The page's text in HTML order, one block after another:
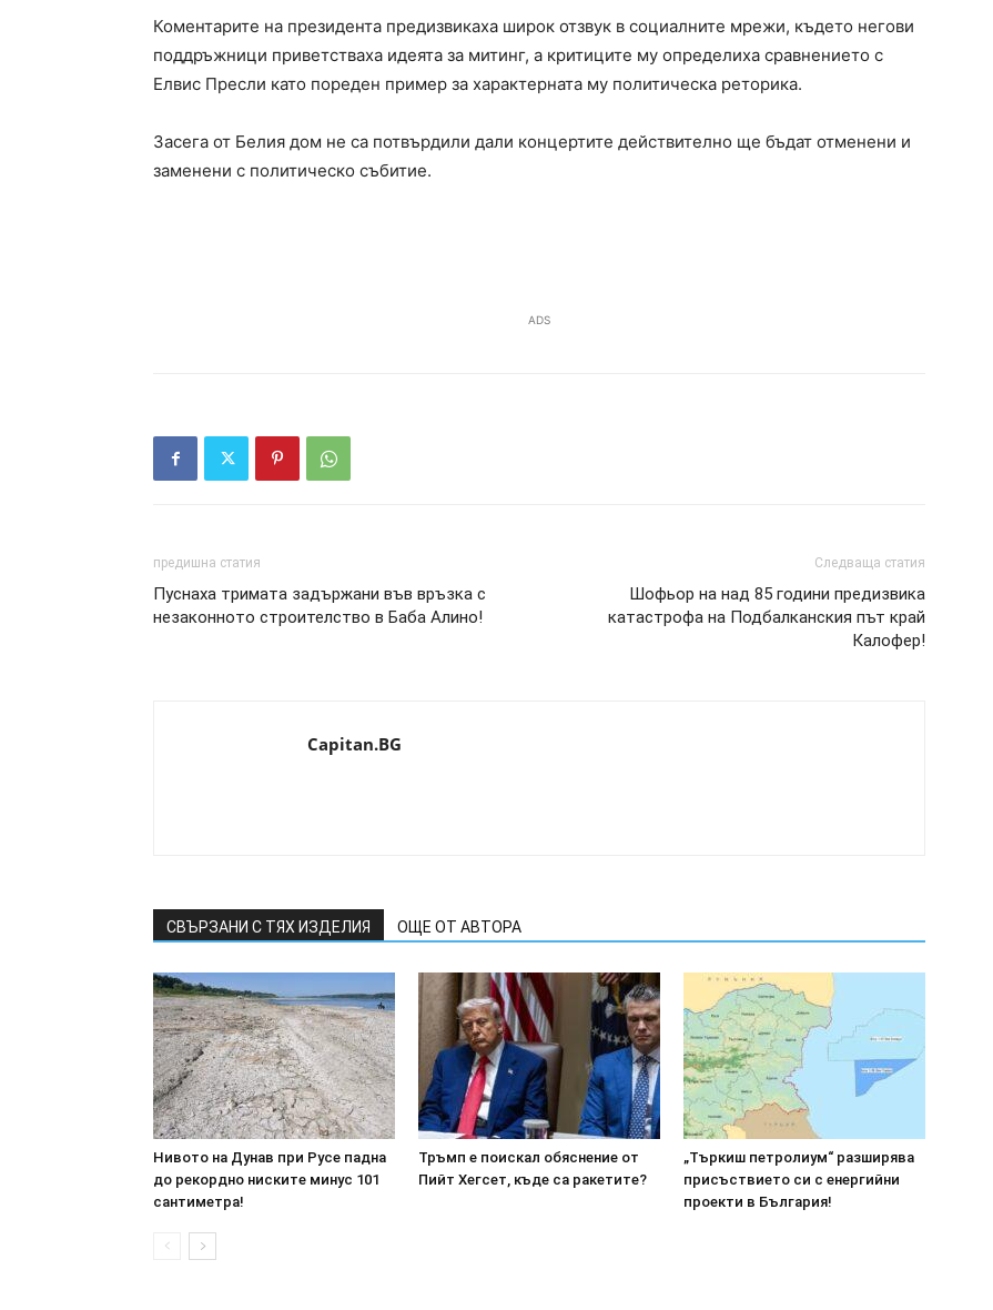
Коментарите на президента предизвикаха широк отзвук в социалните мрежи, където негови
поддръжници приветстваха идеята за митинг, а критиците му определиха сравнението с
Елвис Пресли като пореден пример за характерната му политическа реторика.
Засега от Белия дом не са потвърдили дали концертите действително ще бъдат отменени и
заменени с политическо събитие.
ADS
предишна статия
Пуснаха тримата задържани във връзка с
незаконното строителство в Баба Алино!
Следваща статия
Шофьор на над 85 години предизвика
катастрофа на Подбалканския път край
Калофер!
Capitan.BG
СВЪРЗАНИ С ТЯХ ИЗДЕЛИЯ ОЩЕ ОТ АВТОРА
Нивото на Дунав при Русе падна
до рекордно ниските минус 101
сантиметра!
Тръмп е поискал обяснение от
Пийт Хегсет, къде са ракетите?
„Търкиш петролиум“ разширява
присъствието си с енергийни
проекти в България!